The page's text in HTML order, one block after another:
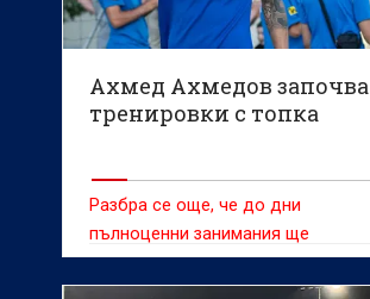
Ахмед Ахмедов започва
тренировки с топка
Разбра се още, че до дни
пълноценни занимания ще
поднови и Матео Петрашило